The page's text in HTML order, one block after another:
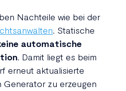
Nachteile wie bei der
. Statische
automatische
. Damit liegt es beim
erneut aktualisierte
zu erzeugen